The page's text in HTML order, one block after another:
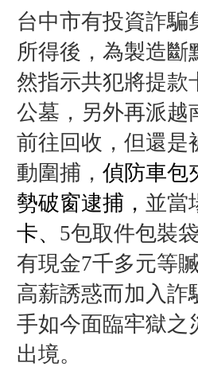
台中市有投資詐騙
所得後， 為製造斷
然指示共犯將提款
公墓，另外再派越
前往回收，但還是
動圍捕， 偵防車包
勢破窗逮捕， 並當
卡、 5包取件包裝
有現金7千多元等贓
高薪誘惑而加入詐
手如今面臨牢獄之
出境。